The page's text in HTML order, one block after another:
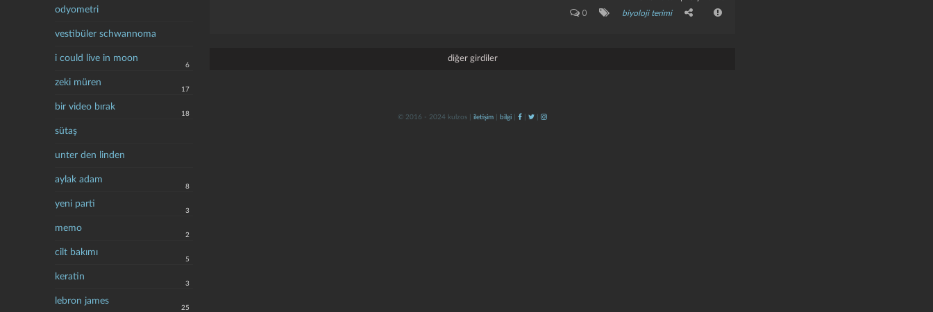
odyometri
vestibüler schwannoma
i could live in moon
6
zeki müren
17
bir video bırak
18
sütaş
unter den linden
aylak adam
8
yeni parti
3
memo
2
cilt bakımı
5
keratin
3
lebron james
25
0 biyoloji terimi
diğer girdiler
© 2016 - 2024 kulzos | iletişim bilgi